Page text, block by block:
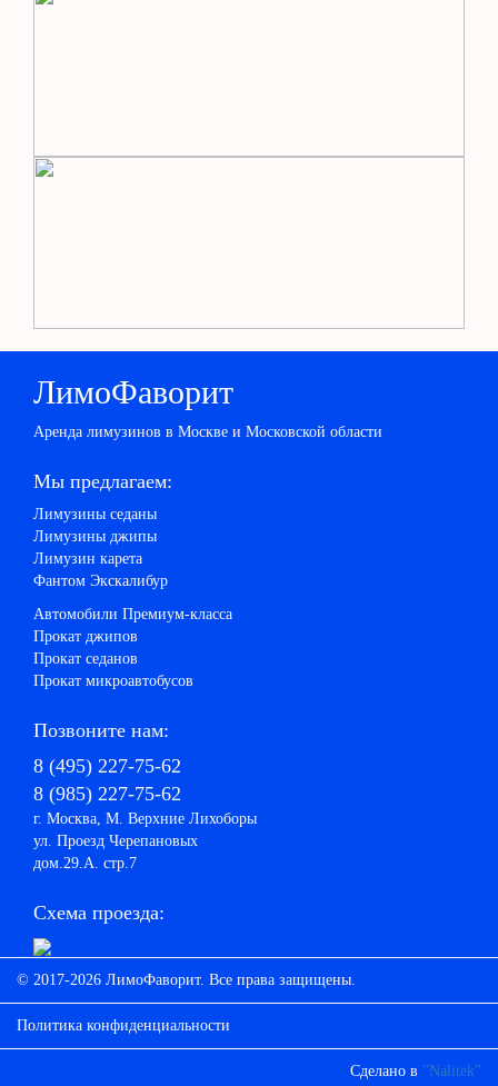
ЛимоФаворит
Аренда лимузинов в Москве и Московской области
Мы предлагаем:
Лимузины седаны
Лимузины джипы
Лимузин карета
Фантом Экскалибур
Автомобили Премиум-класса
Прокат джипов
Прокат седанов
Прокат микроавтобусов
Позвоните нам:
8 (495) 227-75-62
8 (985) 227-75-62
г. Москва, М. Верхние Лихоборы
ул. Проезд Черепановых
дом.29.А. стр.7
Схема проезда:
© 2017-2026 ЛимоФаворит. Все права защищены.
Политика конфиденциальности
Сделано в "Nalitek"